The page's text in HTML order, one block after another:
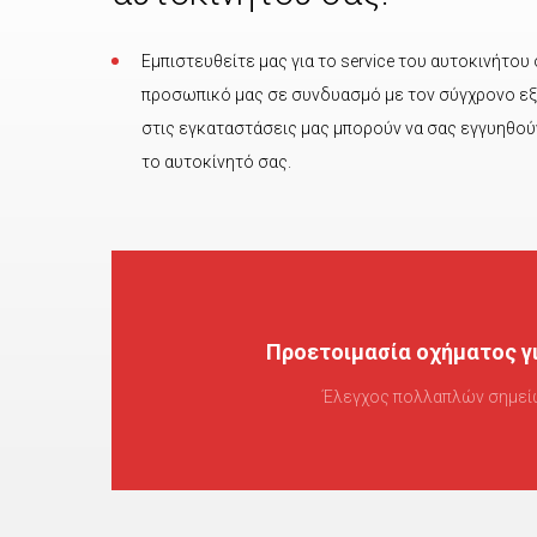
Εμπιστευθείτε μας για το service του
προσωπικό μας σε συνδυασμό με τον σύγχρονο
στις εγκαταστάσεις μας μπορούν να σας
το αυτοκίνητό σας.
Προετοιμασία οχήματος
Έλεγχος πολλαπλών
Προετοιμάζουμε το όχημα σας για την